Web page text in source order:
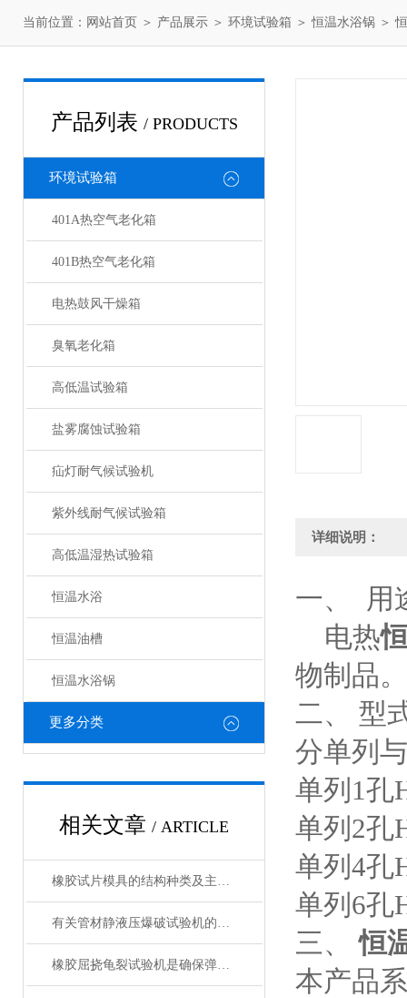
当前位置： 网站首页 ＞ 产品展示 ＞ 环境试验箱 ＞恒温水浴锅 ＞
产品列表 / PRODUCTS
环境试验箱
401A热空气老化箱
401B热空气老化箱
电热鼓风干燥箱
臭氧老化箱
高低温试验箱
盐雾腐蚀试验箱
疝灯耐气候试验机
紫外线耐气候试验箱
高低温湿热试验箱
恒温水浴
恒温油槽
恒温水浴锅
更多分类
相关文章 / ARTICLE
橡胶试片模具的结构种类及主要用途
有关管材静液压爆破试验机的知识点介绍
橡胶屈挠龟裂试验机是确保弹性材料性能的关键设备
详细说明：
一、 用
电热
物制品。
二、 型
分单
单列1孔
单列2孔
单列4孔
单列6孔
三、恒
本产品